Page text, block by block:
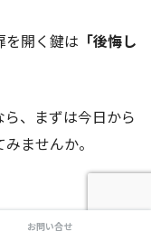
を開く鍵は 「後悔し
、まずは今日から
ませんか。
お問い合せ